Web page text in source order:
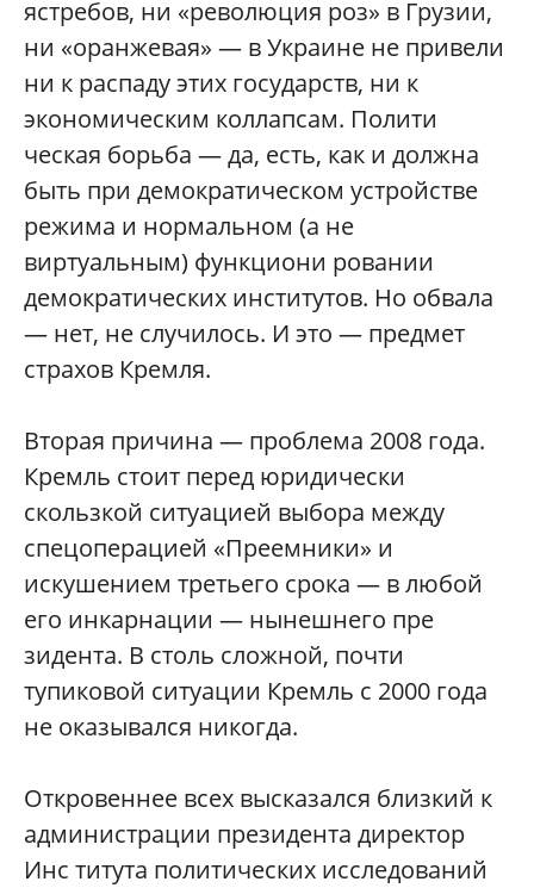
ястребов, ни «революция роз» в Грузии,
ни «оранжевая» — в Украине не привели
ни к распаду этих государств, ни к
экономическим коллапсам. Полити
ческая борьба — да, есть, как и должна
быть при демократическом устройстве
режима и нормальном (а не
виртуальным) функциони ровании
демократических институтов. Но обвала
— нет, не случилось. И это — предмет
страхов Кремля.
Вторая причина — проблема 2008 года.
Кремль стоит перед юридически
скользкой ситуацией выбора между
спецоперацией «Преемники» и
искушением третьего срока — в любой
его инкарнации — нынешнего пре
зидента. В столь сложной, почти
тупиковой ситуации Кремль с 2000 года
не оказывался никогда.
Откровеннее всех высказался близкий к
администрации президента директор
Инс титута политических исследований